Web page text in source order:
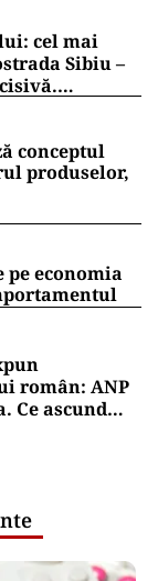
cel mai
Sibiu –
lucrările
conceptul
produselor,
economia
român: ANP
Ce ascund